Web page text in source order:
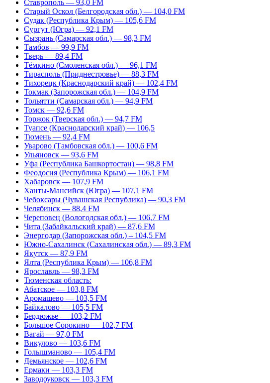
Ставрополь — 93,0 FM
Старый Оскол (Белгородская обл.) — 104,0 FM
Судак (Республика Крым) — 105,6 FM
Сургут (Югра) — 92,1 FM
Сызрань (Самарская обл.) — 98,3 FM
Тамбов — 99,9 FM
Тверь — 89,4 FM
Тёмкино (Смоленская обл.) — 96,1 FM
Тирасполь (Приднестровье) — 88,3 FM
Тихорецк (Краснодарский край) — 102,4 FM
Токмак (Запорожская обл.) — 104,9 FM
Тольятти (Самарская обл.) — 94,9 FM
Томск — 92,6 FM
Торжок (Тверская обл.) — 94,7 FM
Туапсе (Краснодарский край) — 106,5
Тюмень — 92,4 FM
Уварово (Тамбовская обл.) — 100,6 FM
Ульяновск — 93,6 FM
Уфа (Республика Башкортостан) — 98,8 FM
Феодосия (Республика Крым) — 106,1 FM
Хабаровск — 107,9 FM
Ханты-Мансийск (Югра) — 107,1 FM
Чебоксары (Чувашская Республика) — 90,3 FM
Челябинск — 88,4 FM
Череповец (Вологодская обл.) — 106,7 FM
Чита (Забайкальский край) — 87,6 FM
Энергодар (Запорожская обл.) – 104,5 FM
Южно-Сахалинск (Сахалинская обл.) — 89,3 FM
Якутск — 87,9 FM
Ялта (Республика Крым) — 106,8 FM
Ярославль — 98,3 FM
Тюменская область:
Абатское — 103,8 FM
Аромашево — 103,5 FM
Байкалово — 105,5 FM
Бердюжье — 103,2 FM
Большое Сорокино — 102,7 FM
Вагай — 97,0 FM
Викулово — 103,6 FM
Голышманово — 105,4 FM
Демьянское — 102,6 FM
Ермаки — 103,3 FM
Заводоуковск — 103,3 FM